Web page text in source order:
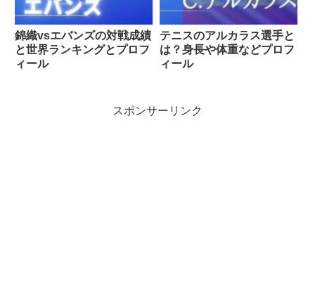
錦織vsエバンズの対戦成績
と世界ランキングとプロフ
ィール
テニスのアルカラス選手と
は？身長や体重などプロフ
ィール
スポンサーリンク